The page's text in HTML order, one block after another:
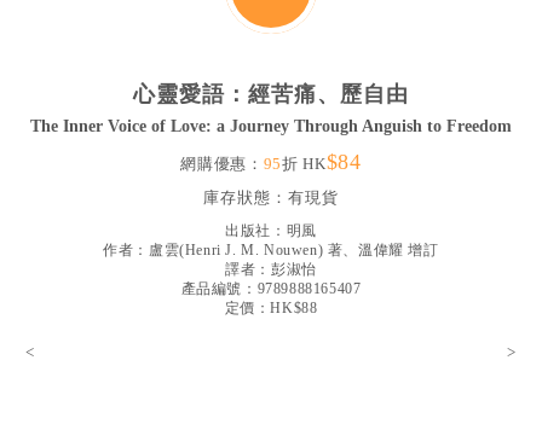
哲學／宗教比較
心靈愛語：經苦痛、歷自由
The Inner Voice of Love: a Journey Through Anguish to Freedom
網購優惠： 95折 HK$84
庫存狀態： 有現貨
出版社： 明風
作者： 盧雲(Henri J. M. Nouwen) 著、溫偉耀 增訂
譯者： 彭淑怡
產品編號：9789888165407
定價：HK$88
< >